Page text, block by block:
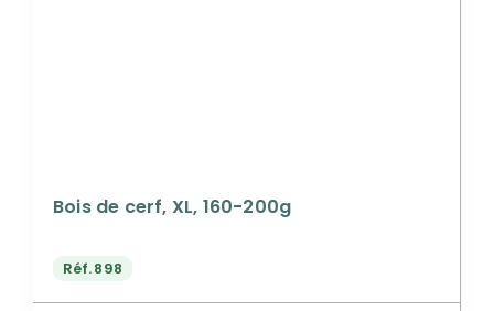
Bois de cerf, XL, 160-200g
Réf.898